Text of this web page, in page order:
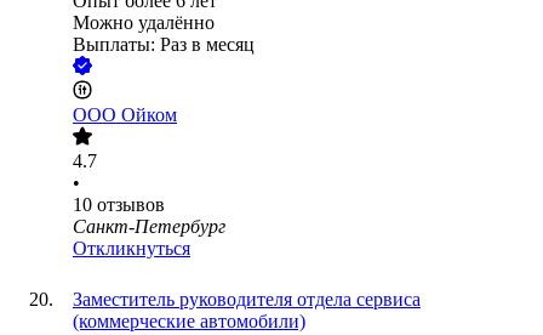
Можно удалённо
Выплаты: Раз в месяц
ООО Ойком
4.7
•
10 отзывов
Санкт-Петербург
Откликнуться
Заместитель руководителя отдела сервиса
(коммерческие автомобили)